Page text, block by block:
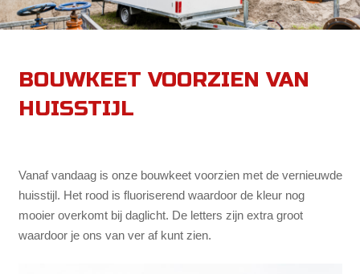
BOUWKEET VOORZIEN VAN
HUISSTIJL
Vanaf vandaag is onze bouwkeet voorzien met de vernieuwde
huisstijl. Het rood is fluoriserend waardoor de kleur nog
mooier overkomt bij daglicht. De letters zijn extra groot
waardoor je ons van ver af kunt zien.